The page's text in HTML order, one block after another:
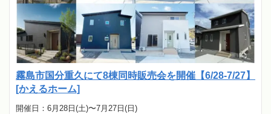
霧島市国分重久にて8棟同時販売会を開催【6/28-7/27】
[かえるホーム]
開催日：6月28日(土)〜7月27日(日)